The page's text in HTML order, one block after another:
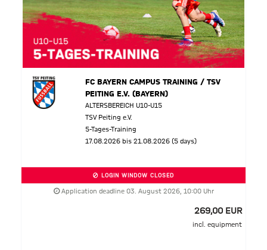
FC BAYERN CAMPUS TRAINING / TSV
PEITING E.V. (BAYERN)
ALTERSBEREICH U10-U15
TSV Peiting e.V.
5-Tages-Training
17.08.2026 bis 21.08.2026 (5 days)
LOGIN WINDOW CLOSED
Application deadline 03. August 2026, 10:00 Uhr
269,00 EUR
incl. equipment